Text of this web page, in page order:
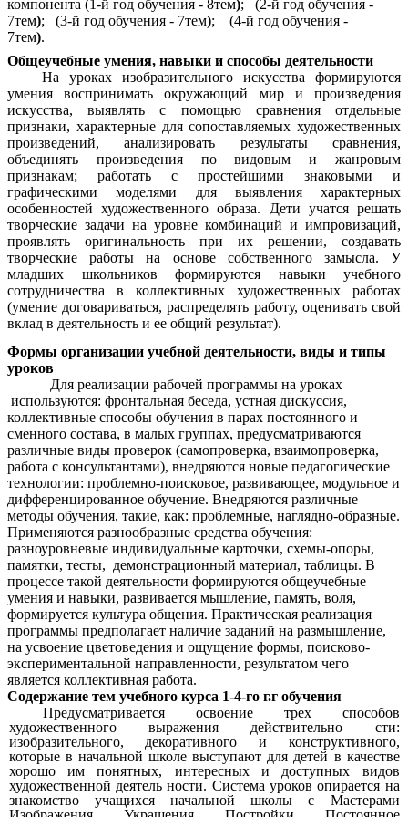
компонента (1-й год обучения - 8тем); (2-й год обучения -
7тем); (3-й год обучения - 7тем); (4-й год обучения -
7тем).
Общеучебные умения, навыки и способы деятельности
На уроках изобразительного искусства формируются
умения воспринимать окружающий мир и произведения
искусства, выявлять с помощью сравнения отдельные
признаки, характерные для сопоставляемых художественных
произведений, анализировать результаты сравнения,
объединять произведения по видовым и жанровым
признакам; работать с простейшими знаковыми и
графическими моделями для выявления характерных
особенностей художественного образа. Дети учатся решать
творческие задачи на уровне комбинаций и импровизаций,
проявлять оригинальность при их решении, создавать
творческие работы на основе собственного замысла. У
младших школьников формируются навыки учебного
сотрудничества в коллективных художественных работах
(умение договариваться, распределять работу, оценивать свой
вклад в деятельность и ее общий результат).
Формы организации учебной деятельности, виды и типы
уроков
Для реализации рабочей программы на уроках
используются: фронтальная беседа, устная дискуссия,
коллективные способы обучения в парах постоянного и
сменного состава, в малых группах, предусматриваются
различные виды проверок (самопроверка, взаимопроверка,
работа с консультантами), внедряются новые педагогические
технологии: проблемно-поисковое, развивающее, модульное и
дифференцированное обучение. Внедряются различные
методы обучения, такие, как: проблемные, наглядно-образные.
Применяются разнообразные средства обучения:
разноуровневые индивидуальные карточки, схемы-опоры,
памятки, тесты, демонстрационный материал, таблицы. В
процессе такой деятельности формируются общеучебные
умения и навыки, развивается мышление, память, воля,
формируется культура общения. Практическая реализация
программы предполагает наличие заданий на размышление,
на усвоение цветоведения и ощущение формы, поисково-
экспериментальной направленности, результатом чего
является коллективная работа.
Содержание тем учебного курса 1-4-го г.г обучения
Предусматривается освоение трех способов
художественного выражения действительно сти:
изобразительного, декоративного и конструктивного,
которые в начальной школе выступают для детей в качестве
хорошо им понятных, интересных и доступных видов
художественной деятель ности. Система уроков опирается на
знакомство учащихся начальной школы с Мастерами